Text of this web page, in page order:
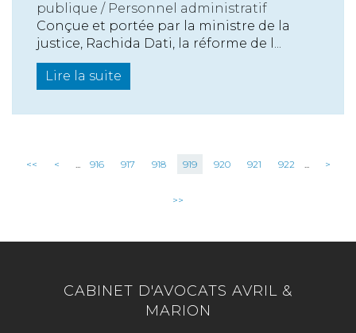
publique / Personnel administratif
Conçue et portée par la ministre de la
justice, Rachida Dati, la réforme de l...
Lire la suite
<< < ... 916 917 918 919 920 921 922 ... >
>>
CABINET D'AVOCATS AVRIL &
MARION